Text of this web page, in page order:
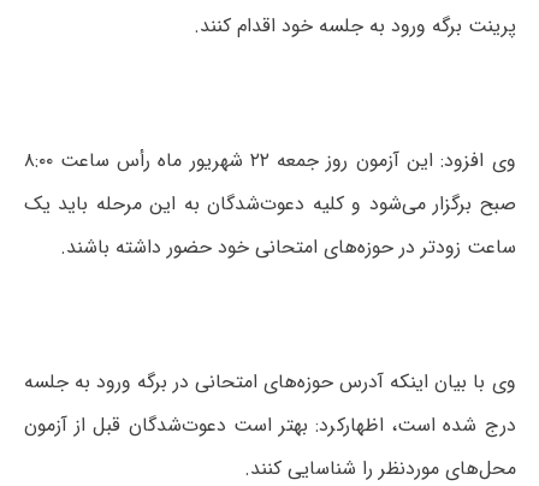
پرینت برگه ورود به جلسه خود اقدام کنند.
وی افزود: این آزمون روز جمعه ۲۲ شهریور ماه رأس ساعت ۸:۰۰
صبح برگزار می‌شود و کلیه دعوت‌شدگان به این مرحله باید یک
ساعت زودتر در حوزه‌های امتحانی خود حضور داشته باشند.
وی با بیان اینکه آدرس حوزه‌های امتحانی در برگه ورود به جلسه
درج شده است، اظهارکرد: بهتر است دعوت‌شدگان قبل از آزمون
محل‌های موردنظر را شناسایی کنند.